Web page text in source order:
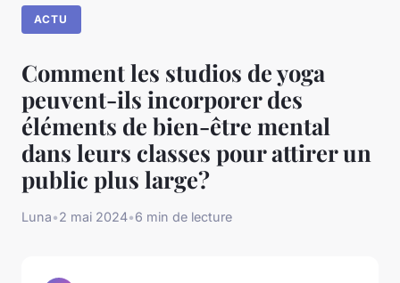
ACTU
Comment les studios de yoga
peuvent-ils incorporer des
éléments de bien-être mental
dans leurs classes pour attirer un
public plus large?
Luna•2 mai 2024•6 min de lecture